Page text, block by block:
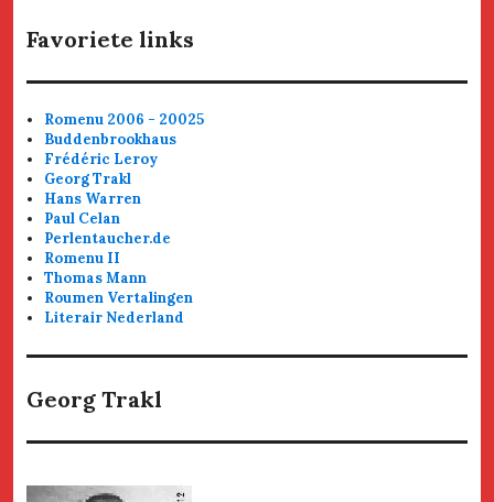
Favoriete links
Romenu 2006 - 20025
Buddenbrookhaus
Frédéric Leroy
Georg Trakl
Hans Warren
Paul Celan
Perlentaucher.de
Romenu II
Thomas Mann
Roumen Vertalingen
Literair Nederland
Georg Trakl